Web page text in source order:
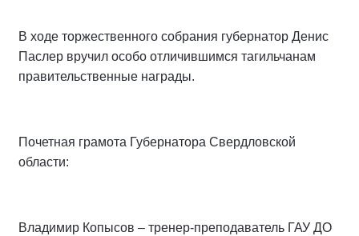
В ходе торжественного собрания губернатор Денис
Паслер вручил особо отличившимся тагильчанам
правительственные награды.
Почетная грамота Губернатора Свердловской
области:
Владимир Копысов – тренер-преподаватель ГАУ ДО